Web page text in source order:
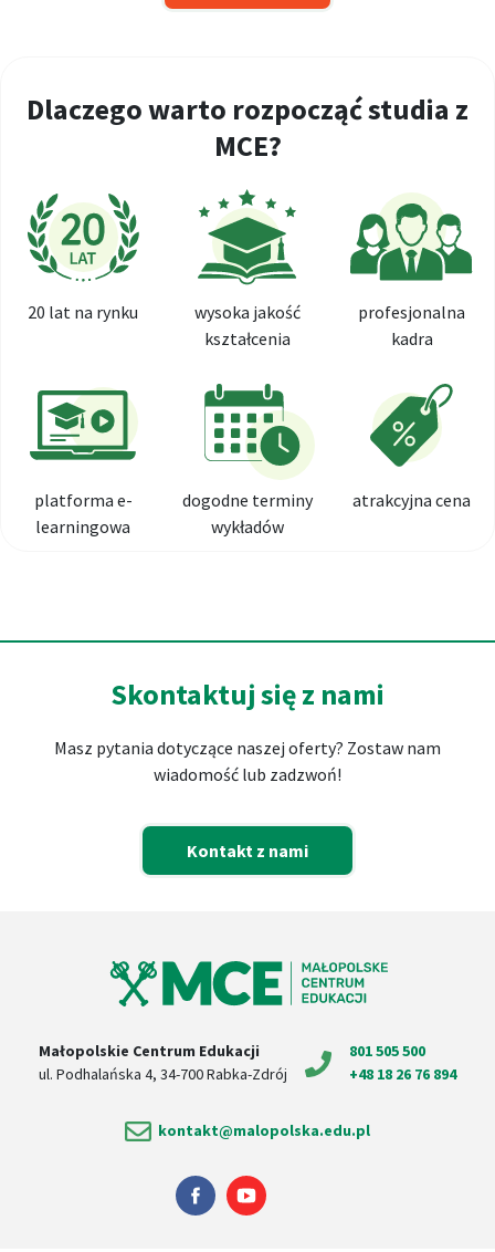
Dlaczego warto rozpocząć studia z
MCE?
20 lat na rynku
wysoka jakość
kształcenia
profesjonalna
kadra
platforma e-
learningowa
dogodne terminy
wykładów
atrakcyjna cena
Skontaktuj się z nami
Masz pytania dotyczące naszej oferty? Zostaw nam
wiadomość lub zadzwoń!
Kontakt z nami
Małopolskie Centrum Edukacji
ul. Podhalańska 4, 34-700 Rabka-Zdrój
801 505 500
+48 18 26 76 894
kontakt@malopolska.edu.pl
Nasz profil na Facebook'u
Nasz profil na Youtube